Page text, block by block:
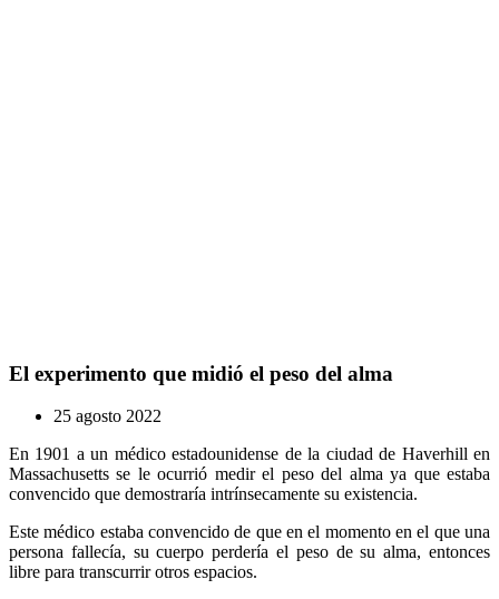
El experimento que midió el peso del alma
25 agosto 2022
En 1901 a un médico estadounidense de la ciudad de Haverhill en
Massachusetts se le ocurrió medir el peso del alma ya que estaba
convencido que demostraría intrínsecamente su existencia.
Este médico estaba convencido de que en el momento en el que una
persona fallecía, su cuerpo perdería el peso de su alma, entonces
libre para transcurrir otros espacios.